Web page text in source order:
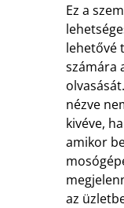
Ez a
lehetővé
számára
nézve
kivéve,
amikor
az